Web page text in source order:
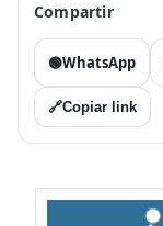
Compartir
🟢WhatsApp
🔗Copiar link